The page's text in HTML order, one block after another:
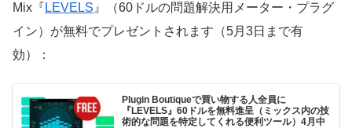
Mix『 LEVELS 』（60ドルの問題解決用メーター・プラグ
イン）が無料でプレゼントされます（5月3日まで有
効）：
Plugin Boutiqueで買い物する人全員に
『LEVELS』60ドルを無料進呈（ミックス内の技
術的な問題を特定してくれる便利ツール）4月中